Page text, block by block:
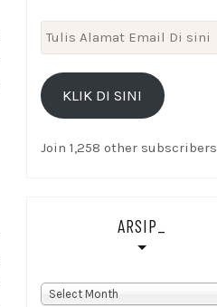
Tulis
Alamat
Email
KLIK DI SINI
Join 1,258 other subscribers
ARSIP_
Arsip_
Select Month